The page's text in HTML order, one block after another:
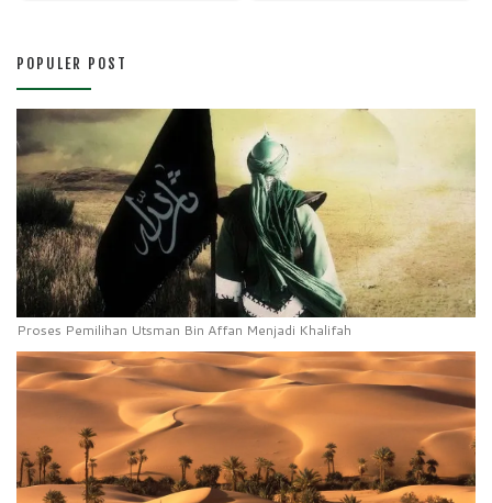
POPULER POST
Proses Pemilihan Utsman Bin Affan Menjadi Khalifah